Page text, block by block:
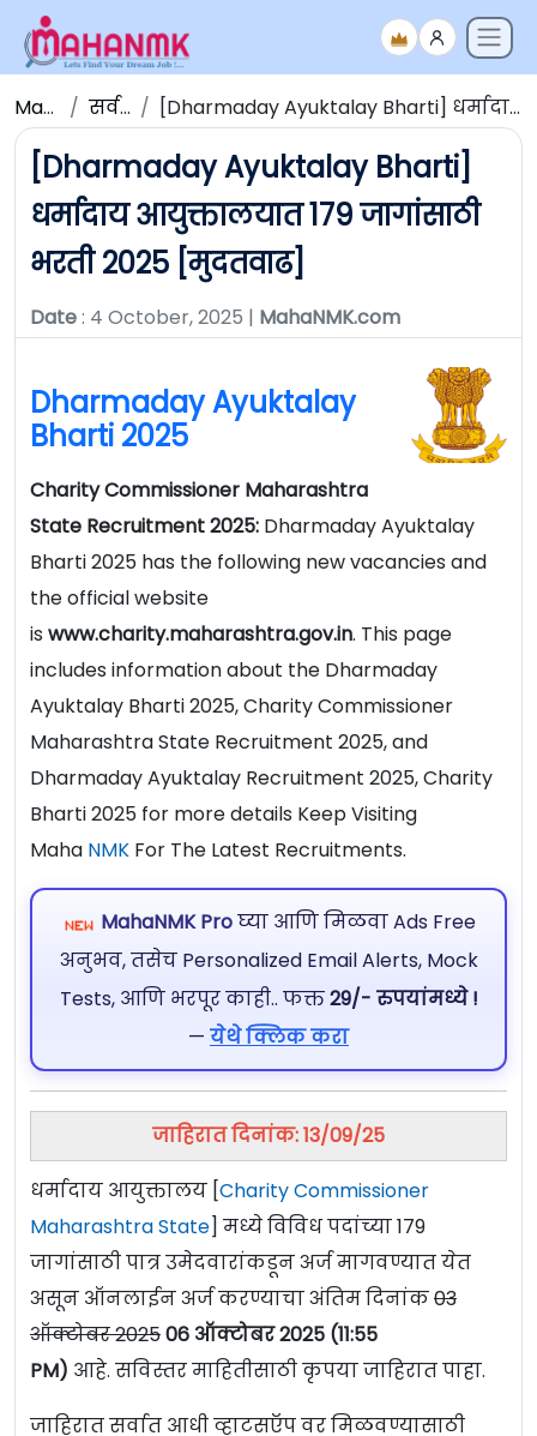
Maha NMK सर्व जाहिराती [Dharmaday Ayuktalay Bharti] धर्मादाय आयुक्तालयात 179 जागांसाठी भरती 2025 [मुदतवाढ]
[Dharmaday Ayuktalay Bharti]
धर्मादाय आयुक्तालयात 179 जागांसाठी
भरती 2025 [मुदतवाढ]
Date: 4 October, 2025 | MahaNMK.com
Dharmaday Ayuktalay
Bharti 2025
Charity Commissioner Maharashtra
State Recruitment 2025: Dharmaday Ayuktalay
Bharti 2025 has the following new vacancies and
the official website
is www.charity.maharashtra.gov.in. This page
includes information about the Dharmaday
Ayuktalay Bharti 2025, Charity Commissioner
Maharashtra State Recruitment 2025, and
Dharmaday Ayuktalay Recruitment 2025, Charity
Bharti 2025 for more details Keep Visiting
Maha NMK For The Latest Recruitments.
MahaNMK Proघ्या आणि मिळवा Ads Free
अनुभव, तसेच Personalized Email Alerts, Mock
Tests, आणि भरपूर काही.. फक्त29/- रुपयांमध्ये !
— येथे क्लिक करा
जाहिरात दिनांक: 13/09/25
धर्मादाय आयुक्तालय [Charity Commissioner
Maharashtra State] मध्ये विविध पदांच्या 179
जागांसाठी पात्र उमेदवारांकडून अर्ज मागवण्यात येत
असून ऑनलाईन अर्ज करण्याचा अंतिम दिनांक03
ऑक्टोबर 202506 ऑक्टोबर 2025 (11:55
PM) आहे. सविस्तर माहितीसाठी कृपया जाहिरात पाहा.
जाहिरात सर्वात आधी व्हाटसऍप वर मिळवण्यासाठी